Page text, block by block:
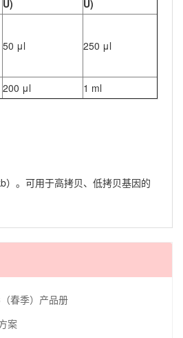
U)
U)
50 μl 250 μl
200 μl 1 ml
）。可用于高拷贝、低拷贝基因的
春季）产品册
案